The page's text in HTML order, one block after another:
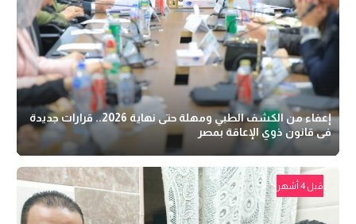
إعفاء من الكشف الطبي ومهلة حتى نهاية 2026.. قرارات جديدة
فى قانون ذوي الإعاقة بمصر
قبل 4 أشهر